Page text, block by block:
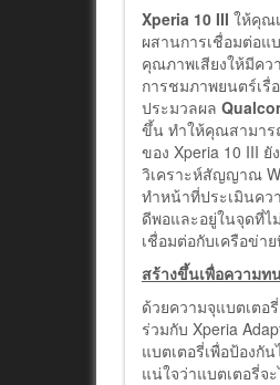
Xperia 10 III ให้คุณ
ผสานการเชื่อมต่อแ
คุณภาพเสียงให้มีคว
การชมภาพยนตร์เรื่
ประมวลผล
ขึ้น ทำให้คุณสามาร
ของ Xperia 10 III ยั
วิเคราะห์สัญญาณ
ทำหน้าที่ประเมินค
ดีพอและอยู่ในจุดที่ไ
เชื่อมต่อกับเครือข่า
สร้างขึ้นเพื่อความ
ด้วยความจุแบตเตอ
ร่วมกับ Xperia
แบตเตอรี่เพื่อป้องกั
แน่ใจว่าแบตเตอรี่จ